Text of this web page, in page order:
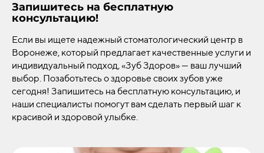
Запишитесь на бесплатную
консультацию!
Если вы ищете надежный стоматологический центр в
Воронеже, который предлагает качественные услуги и
индивидуальный подход, «Зуб Здоров» — ваш лучший
выбор. Позаботьтесь о здоровье своих зубов уже
сегодня! Запишитесь на бесплатную консультацию, и
наши специалисты помогут вам сделать первый шаг к
красивой и здоровой улыбке.